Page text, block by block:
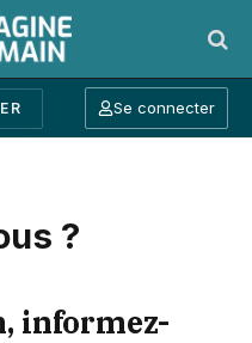
Se connecter
?
informez-